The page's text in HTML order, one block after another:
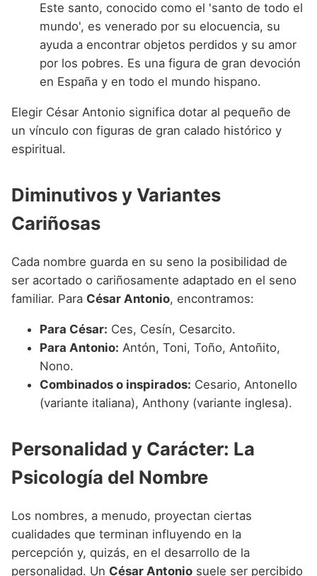
Este santo, conocido como el 'santo de todo el
mundo', es venerado por su elocuencia, su
ayuda a encontrar objetos perdidos y su amor
por los pobres. Es una figura de gran devoción
en España y en todo el mundo hispano.
Elegir César Antonio significa dotar al pequeño de
un vínculo con figuras de gran calado histórico y
espiritual.
Diminutivos y Variantes
Cariñosas
Cada nombre guarda en su seno la posibilidad de
ser acortado o cariñosamente adaptado en el seno
familiar. Para César Antonio, encontramos:
Para César: Ces, Cesín, Cesarcito.
Para Antonio: Antón, Toni, Toño, Antoñito,
Nono.
Combinados o inspirados: Cesario, Antonello
(variante italiana), Anthony (variante inglesa).
Personalidad y Carácter: La
Psicología del Nombre
Los nombres, a menudo, proyectan ciertas
cualidades que terminan influyendo en la
percepción y, quizás, en el desarrollo de la
personalidad. Un César Antonio suele ser percibido